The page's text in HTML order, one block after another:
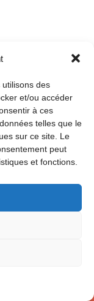
des
et/ou accéder
à ces
telles que le
sur ce site. Le
peut
et fonctions.
de